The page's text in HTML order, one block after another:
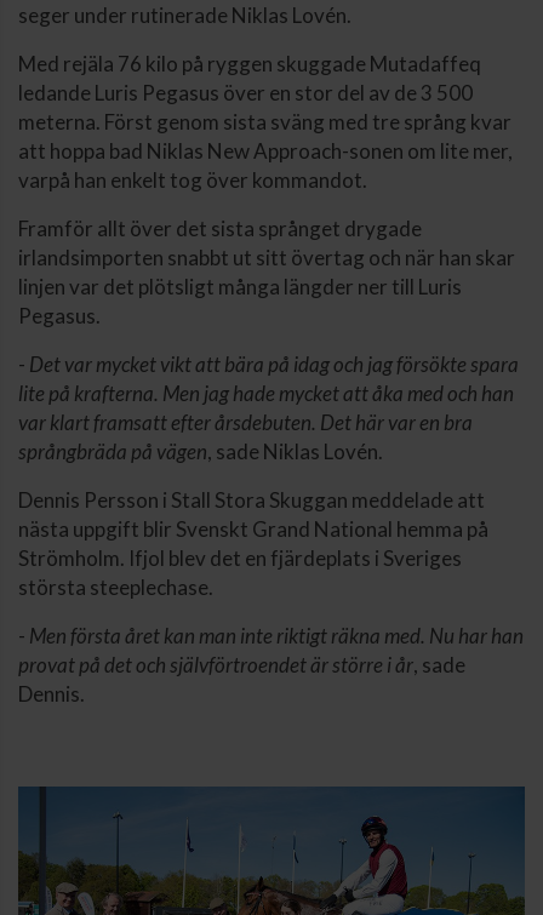
seger under rutinerade Niklas Lovén.
Med rejäla 76 kilo på ryggen skuggade Mutadaffeq
ledande Luris Pegasus över en stor del av de 3 500
meterna. Först genom sista sväng med tre språng kvar
att hoppa bad Niklas New Approach-sonen om lite mer,
varpå han enkelt tog över kommandot.
Framför allt över det sista språnget drygade
irlandsimporten snabbt ut sitt övertag och när han skar
linjen var det plötsligt många längder ner till Luris
Pegasus.
- Det var mycket vikt att bära på idag och jag försökte spara
lite på krafterna. Men jag hade mycket att åka med och han
var klart framsatt efter årsdebuten. Det här var en bra
språngbräda på vägen, sade Niklas Lovén.
Dennis Persson i Stall Stora Skuggan meddelade att
nästa uppgift blir Svenskt Grand National hemma på
Strömholm. Ifjol blev det en fjärdeplats i Sveriges
största steeplechase.
- Men första året kan man inte riktigt räkna med. Nu har han
provat på det och självförtroendet är större i år, sade
Dennis.